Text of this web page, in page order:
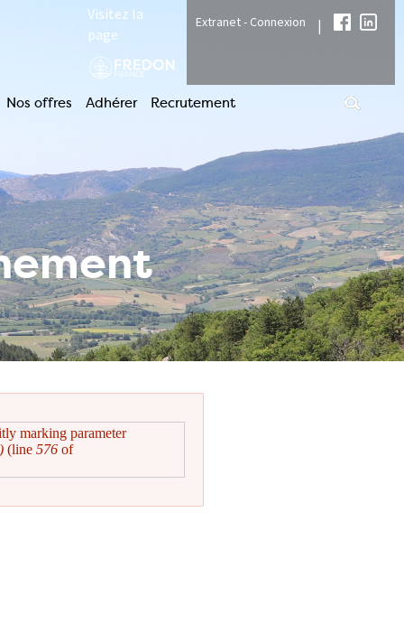
Visitez la
page
Extranet - Connexion |
Nos offres Adhérer Recrutement
marking parameter
(line 576 of